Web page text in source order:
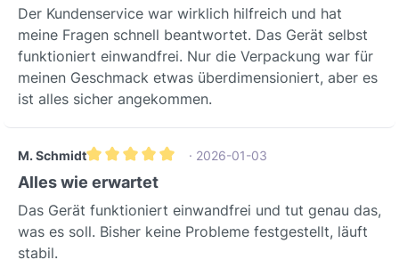
Der Kundenservice war wirklich hilfreich und hat
meine Fragen schnell beantwortet. Das Gerät selbst
funktioniert einwandfrei. Nur die Verpackung war für
meinen Geschmack etwas überdimensioniert, aber es
ist alles sicher angekommen.
M. Schmidt
Durchschnittliche Bewertung von 5 von 5 Sternen
· 2026-01-03
Alles wie erwartet
Das Gerät funktioniert einwandfrei und tut genau das,
was es soll. Bisher keine Probleme festgestellt, läuft
stabil.